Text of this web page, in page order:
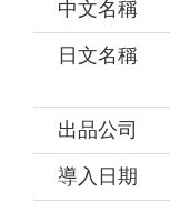
中文名稱
日文名稱
出品公司
導入日期